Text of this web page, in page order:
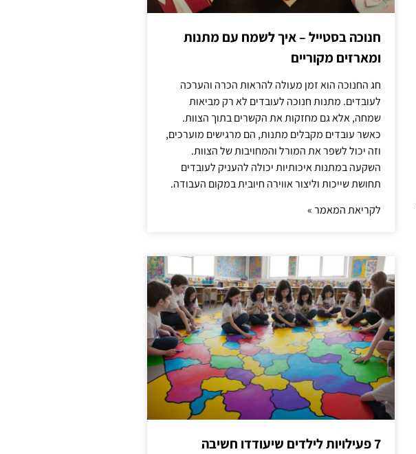
חנוכה בסטייל – איך לשמח עם מתנות
ומארזים מקוריים
חג החנוכה הוא זמן מעולה להראות הכרה והערכה
לעובדים. מתנות חנוכה לעובדים לא רק מביאות
שמחה, אלא גם מחזקות את הקשרים בתוך הצוות.
כאשר עובדים מקבלים מתנות, הם מרגישים מוערכים,
וזה יכול לשפר את המורל והמחויבות של הצוות.
השקעה במתנות איכותיות יכולה להעניק לעובדים
תחושת שייכות וליצור אווירה חיובית במקום העבודה.
לקריאת המאמר »
7 פעילויות לילדים שיעודדו חשיבה